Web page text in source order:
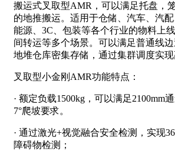
搬运式叉取型AMR，可以满足托盘，
的地推搬运。适用于仓储、汽车、汽
能源、3C、包装等各个行业的物料上
间转运等多个场景。可以满足普通线
地堆仓库密集存储，通过集群调度实现
叉取型小金刚AMR功能特点：
· 额定负载1500kg，可以满足2100mm
7°爬坡要求。
· 通过激光+视觉融合安全检测，实现
障碍物检测；